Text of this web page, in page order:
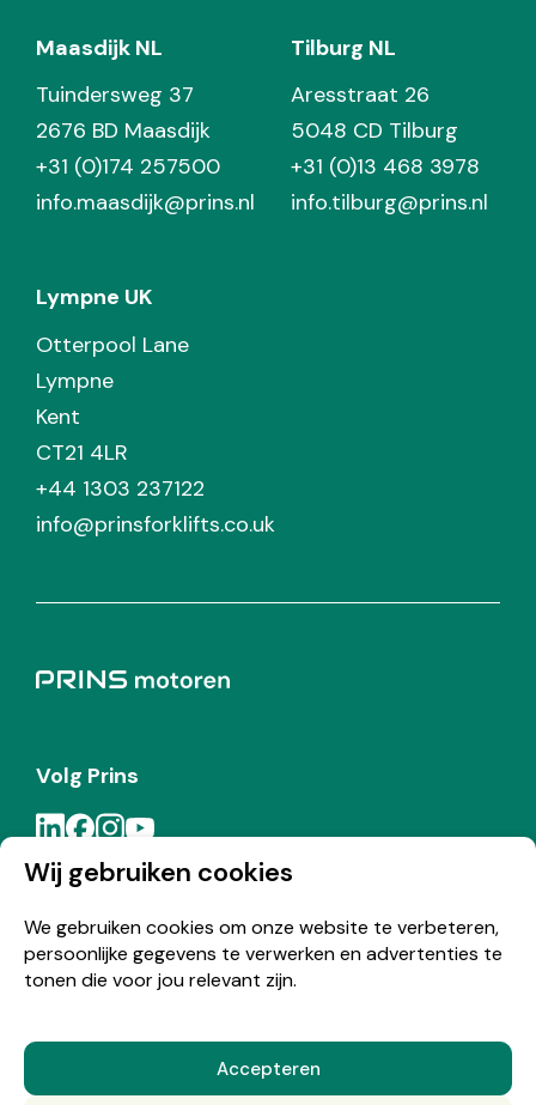
Wij gebruiken cookies
We gebruiken cookies om onze website te verbeteren,
persoonlijke gegevens te verwerken en advertenties te
tonen die voor jou relevant zijn.
Accepteren
Maasdijk NL
Tuindersweg 37
2676 BD Maasdijk
+31 (0)174 257500
info.maasdijk@prins.nl
Tilburg NL
Aresstraat 26
5048 CD Tilburg
+31 (0)13 468 3978
info.tilburg@prins.nl
Lympne UK
Otterpool Lane
Lympne
Kent
CT21 4LR
+44 1303 237122
info@prinsforklifts.co.uk
Volg Prins
Meld je aan voor de Prins nieuwsbrief
© Copyright 2026 Prins